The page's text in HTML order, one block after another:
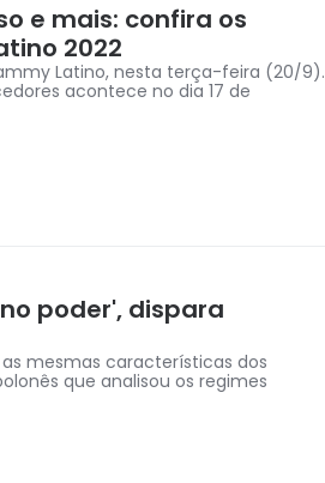
e mais: confira os
2022
Latino, nesta terça-feira (20/9).
acontece no dia 17 de
poder', dispara
mesmas características dos
que analisou os regimes